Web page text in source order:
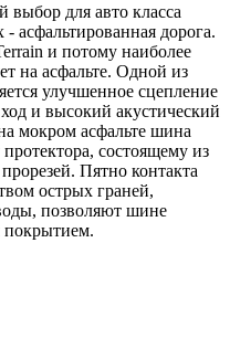
для авто класса
асфальтированная дорога.
и потому наиболее
на асфальте. Одной из
улучшенное сцепление
и высокий акустический
мокром асфальте шина
состоящему из
Пятно контакта
острых граней,
позволяют шине
покрытием.